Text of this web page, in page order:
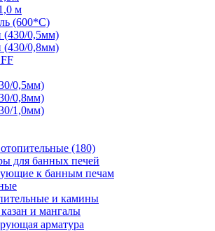
м
(600*С)
(430/0,5мм)
(430/0,8мм)
0,5мм)
0,8мм)
1,0мм)
(180)
для банных печей
к банным печам
и камины
и мангалы
арматура